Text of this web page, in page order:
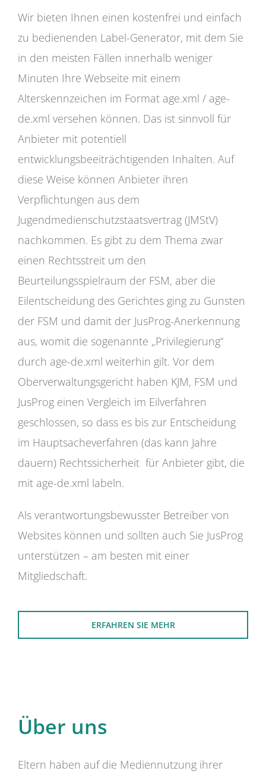
Wir bieten Ihnen einen kostenfrei und einfach
zu bedienenden Label-Generator, mit dem Sie
in den meisten Fällen innerhalb weniger
Minuten Ihre Webseite mit einem
Alterskennzeichen im Format age.xml / age-
de.xml versehen können. Das ist sinnvoll für
Anbieter mit potentiell
entwicklungsbeeiträchtigenden Inhalten. Auf
diese Weise können Anbieter ihren
Verpflichtungen aus dem
Jugendmedienschutzstaatsvertrag (JMStV)
nachkommen. Es gibt zu dem Thema zwar
einen Rechtsstreit um den
Beurteilungsspielraum der FSM, aber die
Eilentscheidung des Gerichtes ging zu Gunsten
der FSM und damit der JusProg-Anerkennung
aus, womit die sogenannte „Privilegierung“
durch age-de.xml weiterhin gilt. Vor dem
Oberverwaltungsgericht haben KJM, FSM und
JusProg einen Vergleich im Eilverfahren
geschlossen, so dass es bis zur Entscheidung
im Hauptsacheverfahren (das kann Jahre
dauern) Rechtssicherheit für Anbieter gibt, die
mit age-de.xml labeln.
Als verantwortungsbewusster Betreiber von
Websites können und sollten auch Sie JusProg
unterstützen – am besten mit einer
Mitgliedschaft.
ERFAHREN SIE MEHR
Über uns
Eltern haben auf die Mediennutzung ihrer